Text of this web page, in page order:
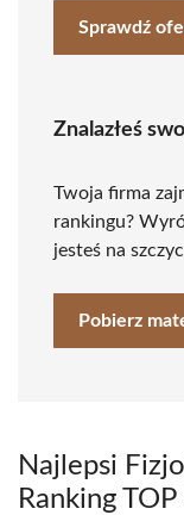
Sprawdź
Znalazłeś
Twoja firma
rankingu?
jesteś na
Pobierz
Najlepsi
Ranking